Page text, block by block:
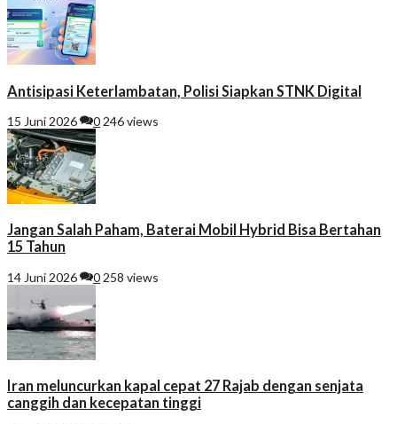
Antisipasi Keterlambatan, Polisi Siapkan STNK Digital
15 Juni 2026 0 246 views
Jangan Salah Paham, Baterai Mobil Hybrid Bisa Bertahan
15 Tahun
14 Juni 2026 0 258 views
Iran meluncurkan kapal cepat 27 Rajab dengan senjata
canggih dan kecepatan tinggi